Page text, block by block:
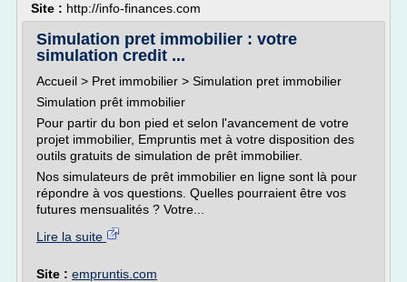
Site : http://info-finances.com
Simulation pret immobilier : votre
simulation credit ...
Accueil > Pret immobilier > Simulation pret immobilier
Simulation prêt immobilier
Pour partir du bon pied et selon l'avancement de votre
projet immobilier, Empruntis met à votre disposition des
outils gratuits de simulation de prêt immobilier.
Nos simulateurs de prêt immobilier en ligne sont là pour
répondre à vos questions. Quelles pourraient être vos
futures mensualités ? Votre...
Lire la suite
Site : empruntis.com